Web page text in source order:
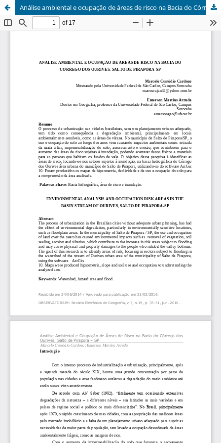
Análise ambiental e ocupação de áreas de risco na Bacia do Córrego dos Ourives, Salto de Pirapora-SP / Environmental analysis and occupation risk areas in the Basin Stream of Ourives, Salto de Pirapora-SP